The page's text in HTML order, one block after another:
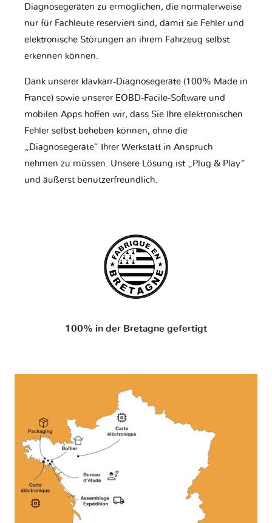
Diagnosegeräten zu ermöglichen, die normalerweise
nur für Fachleute reserviert sind, damit sie Fehler und
elektronische Störungen an ihrem Fahrzeug selbst
erkennen können.
Dank unserer klavkarr-Diagnosegeräte (100% Made in
France) sowie unserer EOBD-Facile-Software und
mobilen Apps hoffen wir, dass Sie Ihre elektronischen
Fehler selbst beheben können, ohne die
„Diagnosegeräte“ Ihrer Werkstatt in Anspruch
nehmen zu müssen. Unsere Lösung ist „Plug & Play“
und äußerst benutzerfreundlich.
100% in der Bretagne gefertigt